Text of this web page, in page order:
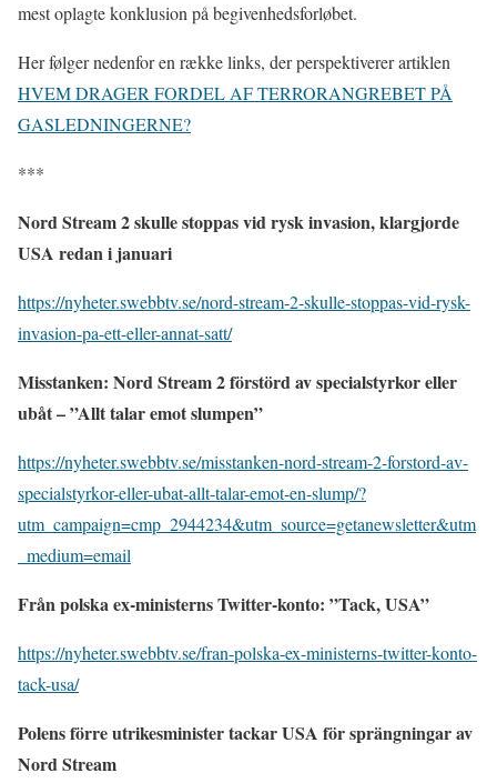
mest oplagte konklusion på begivenhedsforløbet.
Her følger nedenfor en række links, der perspektiverer artiklen
HVEM DRAGER FORDEL AF TERRORANGREBET PÅ
GASLEDNINGERNE?
***
Nord Stream 2 skulle stoppas vid rysk invasion, klargjorde
USA redan i januari
https://nyheter.swebbtv.se/nord-stream-2-skulle-stoppas-vid-rysk-
invasion-pa-ett-eller-annat-satt/
Misstanken: Nord Stream 2 förstörd av specialstyrkor eller
ubåt – ”Allt talar emot slumpen”
https://nyheter.swebbtv.se/misstanken-nord-stream-2-forstord-av-
specialstyrkor-eller-ubat-allt-talar-emot-en-slump/?
utm_campaign=cmp_2944234&utm_source=getanewsletter&utm
_medium=email
Från polska ex-ministerns Twitter-konto: ”Tack, USA”
https://nyheter.swebbtv.se/fran-polska-ex-ministerns-twitter-konto-
tack-usa/
Polens förre utrikesminister tackar USA för sprängningar av
Nord Stream